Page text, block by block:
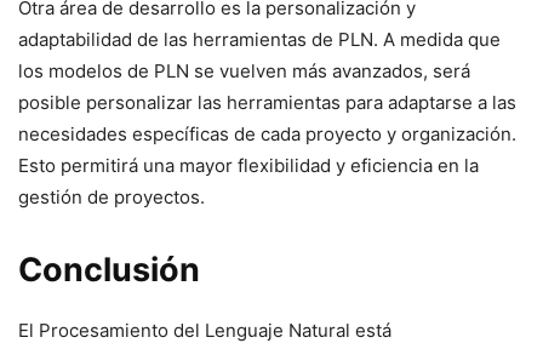
Otra área de desarrollo es la personalización y
adaptabilidad de las herramientas de PLN. A medida que
los modelos de PLN se vuelven más avanzados, será
posible personalizar las herramientas para adaptarse a las
necesidades específicas de cada proyecto y organización.
Esto permitirá una mayor flexibilidad y eficiencia en la
gestión de proyectos.
Conclusión
El Procesamiento del Lenguaje Natural está